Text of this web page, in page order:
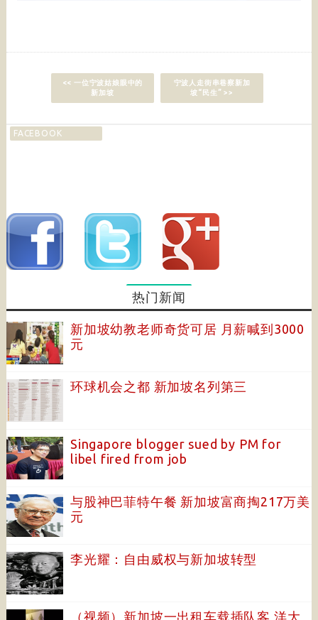
<< 一位宁波姑娘眼中的
新加坡
宁波人走街串巷察新加
坡“民生” >>
FACEBOOK
热门新闻
新加坡幼教老师奇货可居 月薪喊到3000
元
环球机会之都 新加坡名列第三
Singapore blogger sued by PM for
libel fired from job
与股神巴菲特午餐 新加坡富商掏217万美
元
李光耀：自由威权与新加坡转型
（视频）新加坡一出租车载插队客 洋大